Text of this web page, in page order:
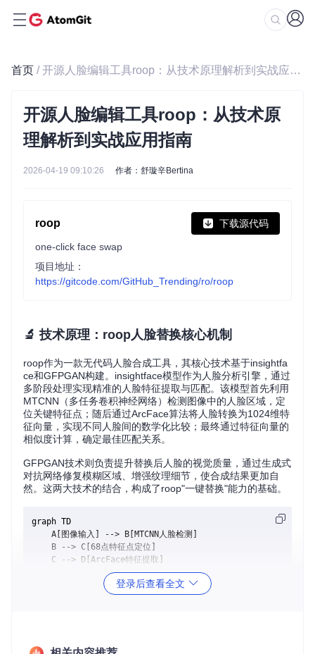
首页 / 开源人脸编辑工具roop：从技术原理解析到实战应用指南
开源人脸编辑工具roop：从技术原
理解析到实战应用指南
2026-04-19 09:10:26 作者：舒璇辛Bertina
roop 下载源代码
one-click face swap
项目地址：
https://gitcode.com/GitHub_Trending/ro/roop
🔬 技术原理：roop人脸替换核心机制
roop作为一款无代码人脸合成工具，其核心技术基于insightfa
ce和GFPGAN构建。insightface模型作为人脸分析引擎，通过
多阶段处理实现精准的人脸特征提取与匹配。该模型首先利用
MTCNN（多任务卷积神经网络）检测图像中的人脸区域，定
位关键特征点；随后通过ArcFace算法将人脸转换为1024维特
征向量，实现不同人脸间的数学化比较；最终通过特征向量的
相似度计算，确定最佳匹配关系。
GFPGAN技术则负责提升替换后人脸的视觉质量，通过生成式
对抗网络修复模糊区域、增强纹理细节，使合成结果更加自
然。这两大技术的结合，构成了roop"一键替换"能力的基础。
graph TD
    A[图像输入] --> B[MTCNN人脸检测]
    B --> C[68点特征点定位]
    C --> D[ArcFace特征提取]
    D --> E[1024维特征向量]
    E --> F[人脸匹配算法]
    F --> G[特征融合]
登录后查看全文